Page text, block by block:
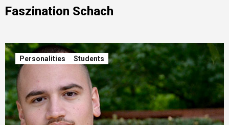
Faszination Schach
Personalities Students